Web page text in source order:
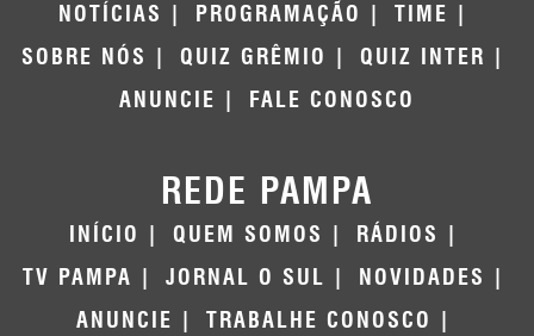
NOTÍCIAS
PROGRAMAÇÃO
TIME
SOBRE NÓS
QUIZ GRÊMIO
QUIZ INTER
ANUNCIE
FALE CONOSCO
REDE PAMPA
INÍCIO QUEM SOMOS
RÁDIOS
TV PAMPA
JORNAL O SUL
NOVIDADES
ANUNCIE
TRABALHE CONOSCO